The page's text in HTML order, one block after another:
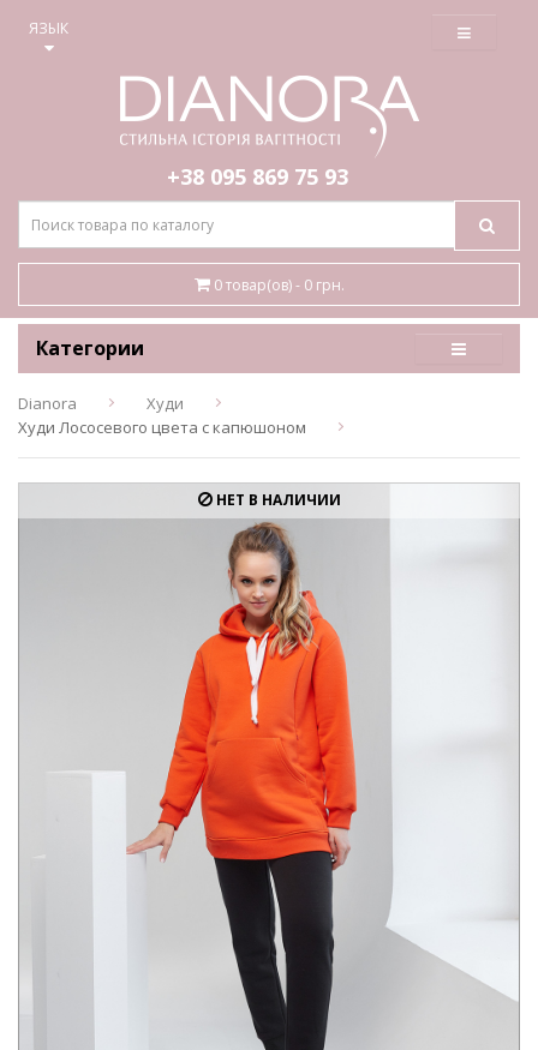
ЯЗЫК ≡
+38 095 869 75 93
0 товар(ов) - 0 грн.
Категории
Dianora
Худи
Худи Лососевого цвета с капюшоном
НЕТ В НАЛИЧИИ